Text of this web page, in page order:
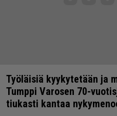
Työläisiä kyykytetään ja
Tumppi Varosen 70-
tiukasti kantaa